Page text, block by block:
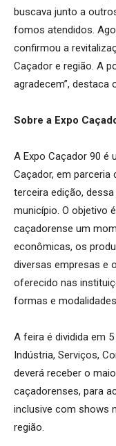
buscava junto a
fomos atendidos.
confirmou a
Caçador e região. A
agradecem”, destaca
Sobre a Expo
A Expo Caçador 90 é
Caçador, em parceria
terceira edição,
município. O objetivo
caçadorense um
econômicas, os
diversas empresas e
oferecido nas
formas e
A feira é dividida em
Indústria, Serviços,
deverá receber o
caçadorenses, para
inclusive com shows
região.